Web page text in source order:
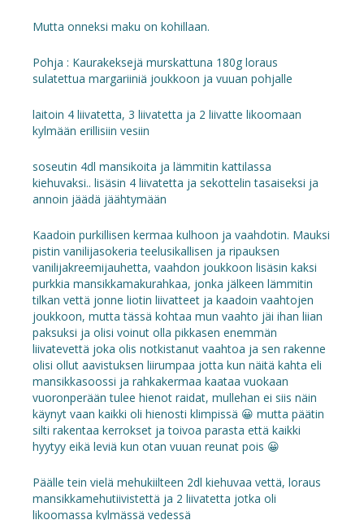
Mutta onneksi maku on kohillaan.
Pohja : Kaurakeksejä murskattuna 180g loraus
sulatettua margariiniä joukkoon ja vuuan pohjalle
laitoin 4 liivatetta, 3 liivatetta ja 2 liivatte likoomaan
kylmään erillisiin vesiin
soseutin 4dl mansikoita ja lämmitin kattilassa
kiehuvaksi.. lisäsin 4 liivatetta ja sekottelin tasaiseksi ja
annoin jäädä jäähtymään
Kaadoin purkillisen kermaa kulhoon ja vaahdotin. Mauksi
pistin vanilijasokeria teelusikallisen ja ripauksen
vanilijakreemijauhetta, vaahdon joukkoon lisäsin kaksi
purkkia mansikkamakurahkaa, jonka jälkeen lämmitin
tilkan vettä jonne liotin liivatteet ja kaadoin vaahtojen
joukkoon, mutta tässä kohtaa mun vaahto jäi ihan liian
paksuksi ja olisi voinut olla pikkasen enemmän
liivatevettä joka olis notkistanut vaahtoa ja sen rakenne
olisi ollut aavistuksen liirumpaa jotta kun näitä kahta eli
mansikkasoossi ja rahkakermaa kaataa vuokaan
vuoronperään tulee hienot raidat, mullehan ei siis näin
käynyt vaan kaikki oli hienosti klimpissä 😀 mutta päätin
silti rakentaa kerrokset ja toivoa parasta että kaikki
hyytyy eikä leviä kun otan vuuan reunat pois 😀
Päälle tein vielä mehukiilteen 2dl kiehuvaa vettä, loraus
mansikkamehutiivistettä ja 2 liivatetta jotka oli
likoomassa kylmässä vedessä